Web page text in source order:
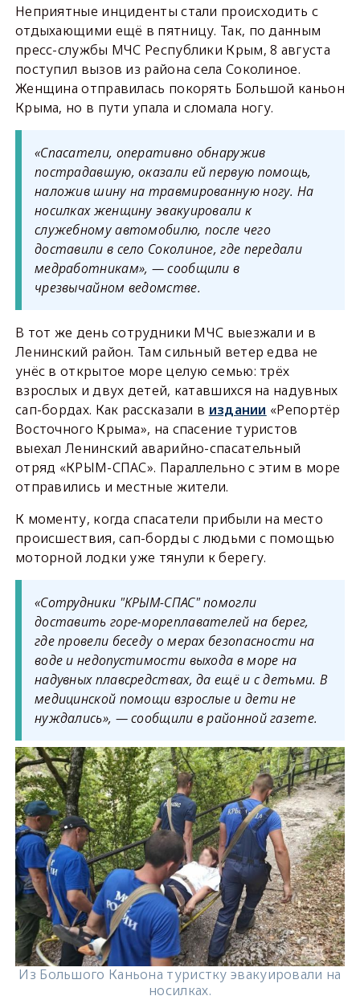
Неприятные инциденты стали происходить с
отдыхающими ещё в пятницу. Так, по данным
пресс-службы МЧС Республики Крым, 8 августа
поступил вызов из района села Соколиное.
Женщина отправилась покорять Большой каньон
Крыма, но в пути упала и сломала ногу.
«Спасатели, оперативно обнаружив
пострадавшую, оказали ей первую помощь,
наложив шину на травмированную ногу. На
носилках женщину эвакуировали к
служебному автомобилю, после чего
доставили в село Соколиное, где передали
медработникам», — сообщили в
чрезвычайном ведомстве.
В тот же день сотрудники МЧС выезжали и в
Ленинский район. Там сильный ветер едва не
унёс в открытое море целую семью: трёх
взрослых и двух детей, катавшихся на надувных
сап-бордах. Как рассказали в издании «Репортёр
Восточного Крыма», на спасение туристов
выехал Ленинский аварийно-спасательный
отряд «КРЫМ-СПАС». Параллельно с этим в море
отправились и местные жители.
К моменту, когда спасатели прибыли на место
происшествия, сап-борды с людьми с помощью
моторной лодки уже тянули к берегу.
«Сотрудники "КРЫМ-СПАС" помогли
доставить горе-мореплавателей на берег,
где провели беседу о мерах безопасности на
воде и недопустимости выхода в море на
надувных плавсредствах, да ещё и с детьми. В
медицинской помощи взрослые и дети не
нуждались», — сообщили в районной газете.
Из Большого Каньона туристку эвакуировали на
носилках.